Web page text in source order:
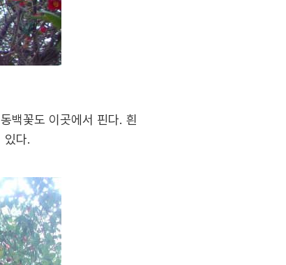
백꽃도 이곳에서 핀다. 흰
있다.